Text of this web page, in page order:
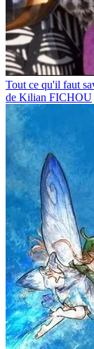
Tout ce qu'il faut
de Kilian FICHOU